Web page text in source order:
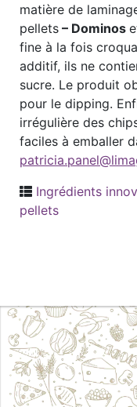
matière de
pellets – Dominos
fine à la fois
additif, ils ne
sucre. Le produit
pour le dipping.
irrégulière des
faciles à emballer
Ingrédients
pellets